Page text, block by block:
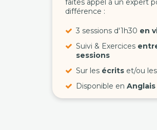
faites appel à un expert
différence :
3 sessions d'1h30 en
Suivi & Exercices
sessions
Sur les écrits et/ou les
Disponible en Anglais